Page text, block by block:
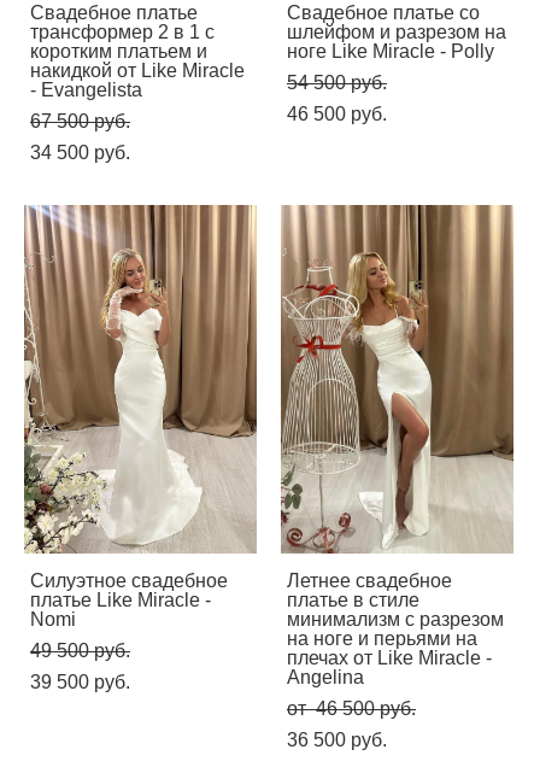
Свадебное платье
трансформер 2 в 1 с
коротким платьем и
накидкой от Like Miracle
- Evangelista
67 500 pуб.
34 500 pуб.
Свадебное платье со
шлейфом и разрезом на
ноге Like Miracle - Polly
54 500 pуб.
46 500 pуб.
Силуэтное свадебное
платье Like Miracle -
Nomi
49 500 pуб.
39 500 pуб.
Летнее свадебное
платье в стиле
минимализм с разрезом
на ноге и перьями на
плечах от Like Miracle -
Angelina
от 46 500 pуб.
36 500 pуб.